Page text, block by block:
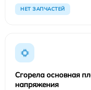
НЕТ ЗАПЧАСТЕЙ
Сгорела основная
напряжения